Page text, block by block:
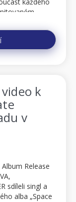
video k
v
Release
sdíleli singl a
alba „Space